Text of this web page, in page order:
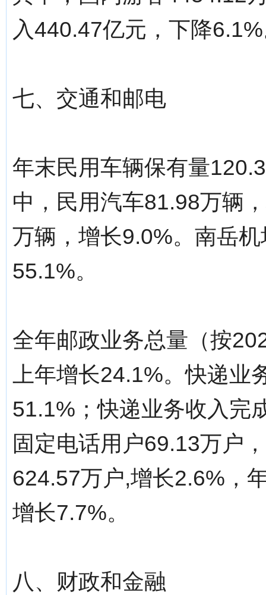
入440.47亿元，下降
七、交通和邮电
年末民用车辆保有量
中，民用汽车81.98万辆
万辆，增长9.0%。南岳
55.1%。
全年邮政业务总量（按
上年增长24.1%。快递
51.1%；快递业务收入完
固定电话用户69.13万户
624.57万户,增长2.6%，
增长7.7%。
八、财政和金融